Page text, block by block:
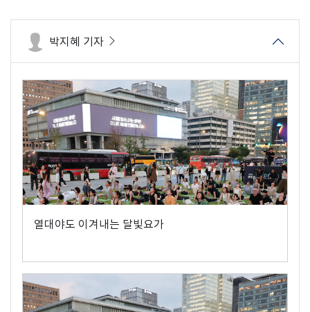
박지혜 기자
열대야도 이겨내는 달빛요가